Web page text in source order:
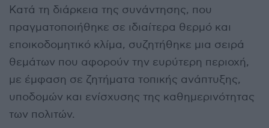
Κατά τη διάρκεια της συνάντησης, που
πραγματοποιήθηκε σε ιδιαίτερα θερμό και
εποικοδομητικό κλίμα, συζητήθηκε μια σειρά
θεμάτων που αφορούν την ευρύτερη περιοχή,
με έμφαση σε ζητήματα τοπικής ανάπτυξης,
υποδομών και ενίσχυσης της καθημερινότητας
των πολιτών.